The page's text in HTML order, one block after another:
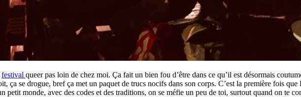
festival queer pas loin de chez moi. Ça fait un bien fou d’être dans ce qu’il est désormais
ça se drogue, bref ça met un paquet de trucs nocifs dans son corps. C’est la première fois
petit monde, avec des codes et des traditions, on se méfie un peu de toi, surtout quand on te